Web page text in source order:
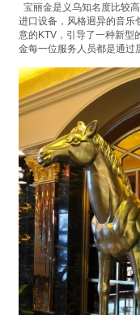
宝丽金是义乌知名度比较
进口设备，风格迥异的音乐
意的KTV，引导了一种新型
金每一位服务人员都是通过